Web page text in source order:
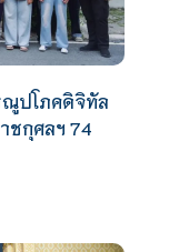
ณูปโภคดิจิทัล
ชกุศลฯ 74